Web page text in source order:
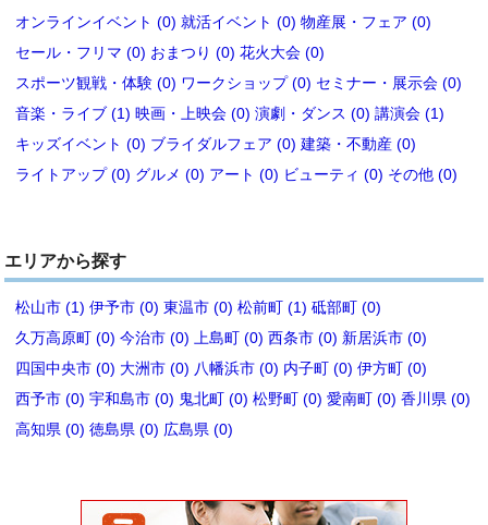
オンラインイベント (0) 就活イベント (0) 物産展・フェア (0)
セール・フリマ (0) おまつり (0) 花火大会 (0)
スポーツ観戦・体験 (0) ワークショップ (0) セミナー・展示会 (0)
音楽・ライブ (1) 映画・上映会 (0) 演劇・ダンス (0) 講演会 (1)
キッズイベント (0) ブライダルフェア (0) 建築・不動産 (0)
ライトアップ (0) グルメ (0) アート (0) ビューティ (0) その他 (0)
エリアから探す
松山市 (1) 伊予市 (0) 東温市 (0) 松前町 (1) 砥部町 (0)
久万高原町 (0) 今治市 (0) 上島町 (0) 西条市 (0) 新居浜市 (0)
四国中央市 (0) 大洲市 (0) 八幡浜市 (0) 内子町 (0) 伊方町 (0)
西予市 (0) 宇和島市 (0) 鬼北町 (0) 松野町 (0) 愛南町 (0) 香川県 (0)
高知県 (0) 徳島県 (0) 広島県 (0)